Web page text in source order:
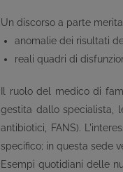
Un discorso a parte
anomalie dei risultati
reali quadri di
Il ruolo del medico di
gestita dallo specialista,
antibiotici, FANS).
specifico; in questa sede
Esempi quotidiani delle